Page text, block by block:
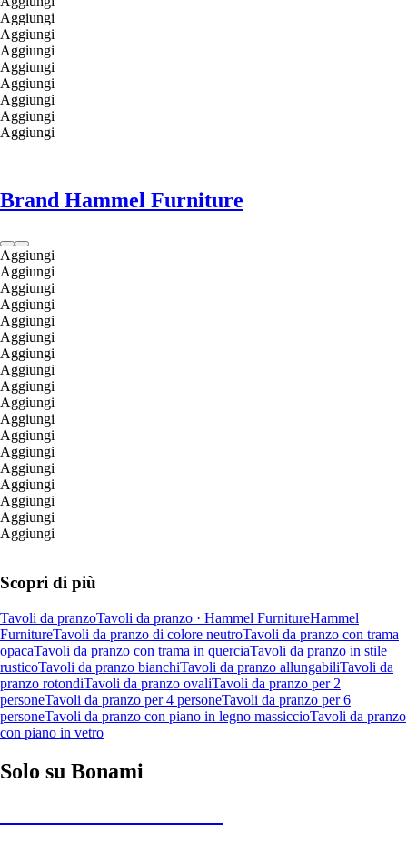
Aggiungi
Aggiungi
Aggiungi
Aggiungi
Aggiungi
Aggiungi
Aggiungi
Aggiungi
Brand Hammel Furniture
Aggiungi
Aggiungi
Aggiungi
Aggiungi
Aggiungi
Aggiungi
Aggiungi
Aggiungi
Aggiungi
Aggiungi
Aggiungi
Aggiungi
Aggiungi
Aggiungi
Aggiungi
Aggiungi
Aggiungi
Aggiungi
Scopri di più
Tavoli da pranzoTavoli da pranzo · Hammel FurnitureHammel
FurnitureTavoli da pranzo di colore neutroTavoli da pranzo con trama
opacaTavoli da pranzo con trama in querciaTavoli da pranzo in stile
rusticoTavoli da pranzo bianchiTavoli da pranzo allungabiliTavoli da
pranzo rotondiTavoli da pranzo ovaliTavoli da pranzo per 2
personeTavoli da pranzo per 4 personeTavoli da pranzo per 6
personeTavoli da pranzo con piano in legno massiccioTavoli da pranzo
con piano in vetro
Solo su Bonami